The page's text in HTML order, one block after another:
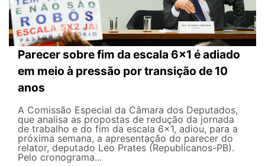
Parecer sobre fim da escala 6x1 é adiado
em meio à pressão por transição de 10
anos
A Comissão Especial da Câmara dos Deputados,
que analisa as propostas de redução da jornada
de trabalho e do fim da escala 6x1, adiou, para a
próxima semana, a apresentação do parecer do
relator, deputado Leo Prates (Republicanos-PB).
Pelo cronograma...